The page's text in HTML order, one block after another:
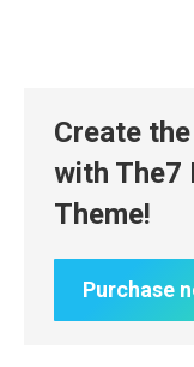
Create
with The7
Theme!
Purchase